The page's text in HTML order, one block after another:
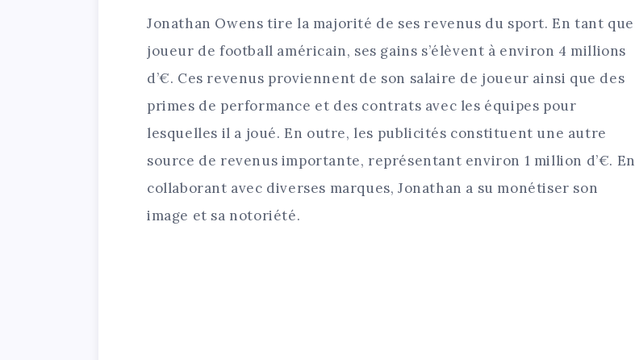
Jonathan Owens tire la majorité de ses revenus du sport. En tant que
joueur de football américain, ses gains s’élèvent à environ 4 millions
d’€. Ces revenus proviennent de son salaire de joueur ainsi que des
primes de performance et des contrats avec les équipes pour
lesquelles il a joué. En outre, les publicités constituent une autre
source de revenus importante, représentant environ 1 million d’€. En
collaborant avec diverses marques, Jonathan a su monétiser son
image et sa notoriété.